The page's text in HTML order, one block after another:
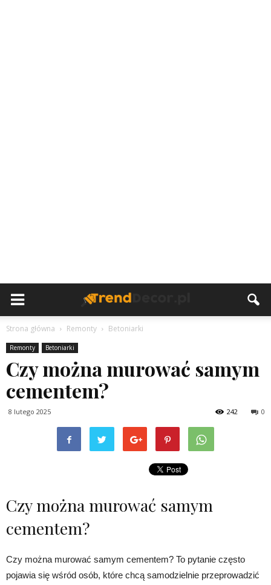
Strona główna Remonty Betoniarki
Remonty Betoniarki
Czy można murować samym
cementem?
8 lutego 2025 0
242
Czy można murować samym
cementem?
Czy można murować samym cementem? To pytanie często
pojawia się wśród osób, które chcą samodzielnie przeprowadzić